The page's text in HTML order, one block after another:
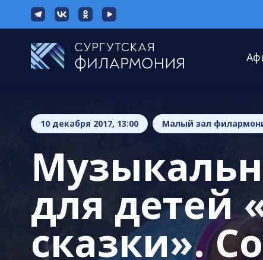
10 декабря 2017, 13:00 Малый зал
для детей
сказки».